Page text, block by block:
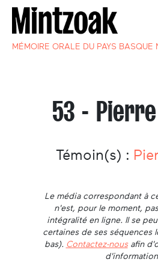
MÉMOIRE ORALE DU PAYS BASQUE
53 -
Témoin(s) :
Le média correspondant à
n'est, pour le moment,
intégralité en ligne. Il se
certaines de ses séquences
bas). Contactez-nousafin